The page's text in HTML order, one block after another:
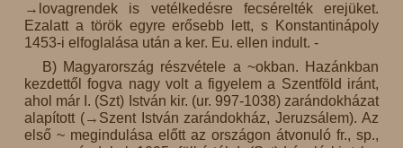
→lovagrendek is vetélkedésre fecsérelték erejüket.
Ezalatt a török egyre erősebb lett, s Konstantinápoly
1453-i elfoglalása után a ker. Eu. ellen indult. -
B) Magyarország részvétele a ~okban. Hazánkban
kezdettől fogva nagy volt a figyelem a Szentföld iránt,
ahol már I. (Szt) István kir. (ur. 997-1038) zarándokházat
alapított (→Szent István zarándokház, Jeruzsálem). Az
első ~ megindulása előtt az országon átvonuló fr., sp.,